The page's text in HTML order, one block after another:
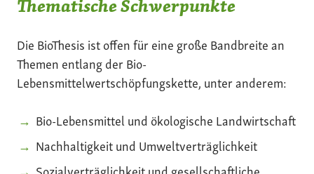
Die BioThesis ist offen für eine große Bandbreite an
Themen entlang der Bio-
Lebensmittelwertschöpfungskette, unter anderem:
Bio-Lebensmittel und ökologische Landwirtschaft
Nachhaltigkeit und Umweltverträglichkeit